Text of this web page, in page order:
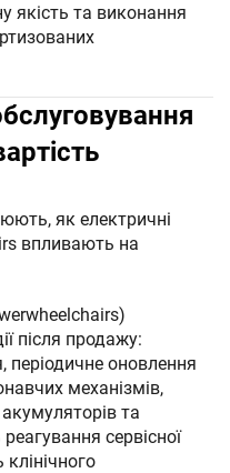
якість та виконання
як електричні
впливають на
після продажу:
періодичне оновлення
механізмів,
та
сервісної